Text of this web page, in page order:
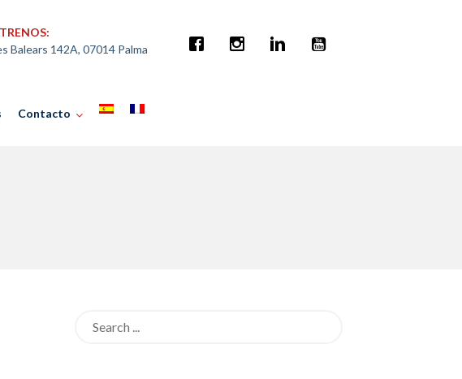
Balears 142A, 07014 Palma
Contacto